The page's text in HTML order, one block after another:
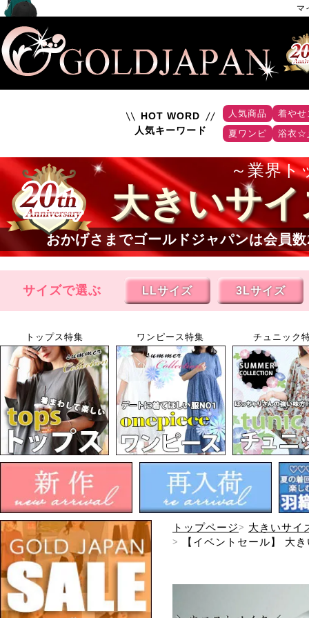
マ
HOT WORD
人気キーワード
人気商品
着やせ
夏ワンピ
浴衣☆
業界ト
大きいサ
おかげさまでゴールドジャパンは会員数
サイズで選ぶ LLサイズ 3Lサイズ
トップス特集 ワンピース特集 チュニック
トップページ
大きいサイ
【イベントセール】 大